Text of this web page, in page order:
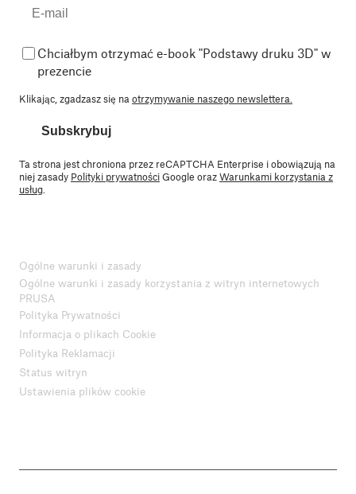
Chciałbym otrzymać e-book "Podstawy druku 3D" w
prezencie
Klikając, zgadzasz się na otrzymywanie naszego newslettera.
Subskrybuj
Ta strona jest chroniona przez reCAPTCHA Enterprise i obowiązują na
niej zasady Polityki prywatnościGoogle orazWarunkami korzystania z
usług
Ogólne warunki i zasady
Ogólne warunki i zasady korzystania z witryn internetowych
PRUSA
Polityka Prywatności
Informacja o plikach Cookie
Polityka Reklamacji
Status witryn
Ustawienia plików cookie